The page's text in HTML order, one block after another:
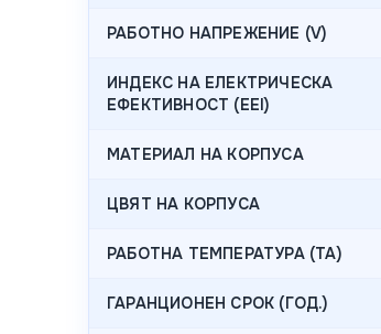
РАБОТНО НАПРЕЖЕНИЕ (V)
ИНДЕКС НА ЕЛЕКТРИЧЕСКА
ЕФЕКТИВНОСТ (EEI)
МАТЕРИАЛ НА КОРПУСА
ЦВЯТ НА КОРПУСА
РАБОТНА ТЕМПЕРАТУРА (TA)
ГАРАНЦИОНЕН СРОК (ГОД.)